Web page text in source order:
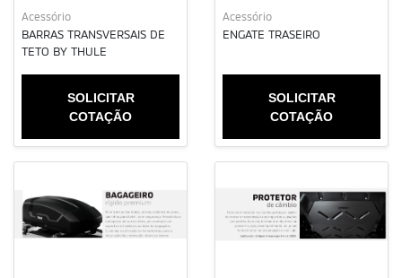
Acessório
BARRAS TRANSVERSAIS DE
TETO BY THULE
SOLICITAR
COTAÇÃO
Acessório
ENGATE TRASEIRO
SOLICITAR
COTAÇÃO